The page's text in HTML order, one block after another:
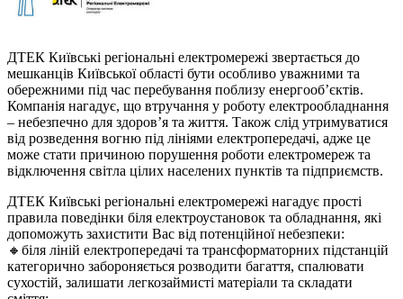
ДТЕК Київські регіональні електромережі звертається до
мешканців Київської області бути особливо уважними та
обережними під час перебування поблизу енергооб’єктів.
Компанія нагадує, що втручання у роботу електрообладнання
– небезпечно для здоров’я та життя. Також слід утримуватися
від розведення вогню під лініями електропередачі, адже це
може стати причиною порушення роботи електромереж та
відключення світла цілих населених пунктів та підприємств.
ДТЕК Київські регіональні електромережі нагадує прості
правила поведінки біля електроустановок та обладнання, які
допоможуть захистити Вас від потенційної небезпеки:
🔸біля ліній електропередачі та трансформаторних підстанцій
категорично забороняється розводити багаття, спалювати
сухостій, залишати легкозаймисті матеріали та складати